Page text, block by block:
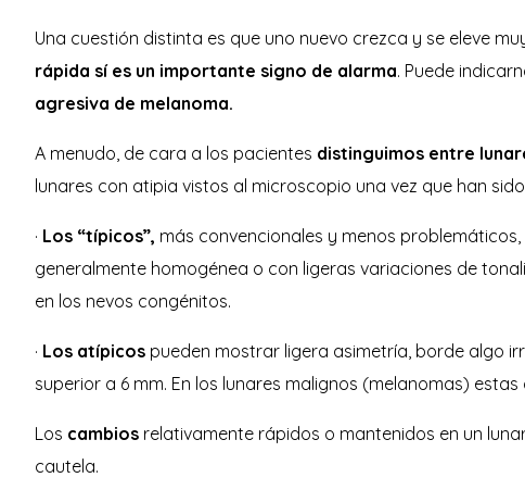
Una cuestión distinta es que uno nuevo crezca y se eleve
rápida sí es un importante signo de alarma. Puede
agresiva de melanoma.
A menudo, de cara a los pacientes distinguimos entre
lunares con atipia vistos al microscopio una vez que han
· Los “típicos”, más convencionales y menos
generalmente homogénea o con ligeras variaciones de
en los nevos congénitos.
· Los atípicos pueden mostrar ligera asimetría, borde algo
superior a 6 mm. En los lunares malignos (melanomas)
Los cambios relativamente rápidos o mantenidos en un
cautela.